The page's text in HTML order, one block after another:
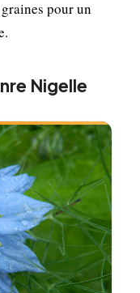
pour un
Nigelle